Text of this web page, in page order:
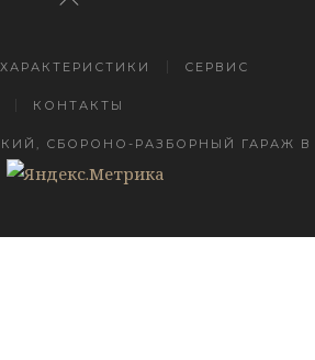
ХАРАКТЕРИСТИКИ СЕРВИС
КОНТАКТЫ
СБОРОНО-РАЗБОРНЫЙ ГАРАЖ